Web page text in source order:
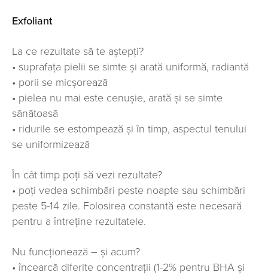
Exfoliant
La ce rezultate să te aștepți?
• suprafața pielii se simte și arată uniformă, radiantă
• porii se micșorează
• pielea nu mai este cenușie, arată și se simte
sănătoasă
• ridurile se estompează și în timp, aspectul tenului
se uniformizează
În cât timp poți să vezi rezultate?
• poți vedea schimbări peste noapte sau schimbări
peste 5-14 zile. Folosirea constantă este necesară
pentru a întreține rezultatele.
Nu funcționează – și acum?
• încearcă diferite concentrații (1-2% pentru BHA și